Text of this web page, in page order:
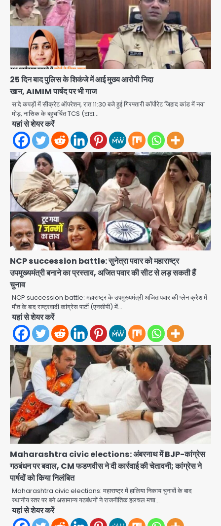
25 दिन बाद पुलिस के शिकंजे में आई मुख्य आरोपी निदा
खान, AIMIM पार्षद पर भी गाज
सादे कपड़ों में सीक्रेट ऑपरेशन, रात 11:30 बजे हुई गिरफ्तारी कॉर्पोरेट जिहाद कांड में नया
मोड़, नासिक के बहुचर्चित TCS (टाटा…
यहां से शेयर करें
NCP succession battle: सुनेत्रा पवार को महाराष्ट्र
उपमुख्यमंत्री बनाने का प्रस्ताव, अजित पवार की सीट से लड़ सकती हैं
चुनाव
NCP succession battle: महाराष्ट्र के उपमुख्यमंत्री अजित पवार की प्लेन क्रैश में
मौत के बाद राष्ट्रवादी कांग्रेस पार्टी (एनसीपी) में…
यहां से शेयर करें
Maharashtra civic elections: अंबरनाथ में BJP-कांग्रेस
गठबंधन पर बवाल, CM फडणवीस ने दी कार्रवाई की चेतावनी; कांग्रेस ने
पार्षदों को किया निलंबित
Maharashtra civic elections: महाराष्ट्र में हालिया निकाय चुनावों के बाद
स्थानीय स्तर पर बने असामान्य गठबंधनों ने राजनीतिक हलचल मचा…
यहां से शेयर करें
2
Green Arch Society: सेविअर ग्रीन
ने शुरू की सैंपलिंग जांच
jai hind janab
थाईलैंड के स्कूल में गोलीबारी, 3 छात्रों समेत 6
लोगों की मौत; 15 घायल
Team JHJ
4
Thailand School Shooting:
बैंकॉक के पास स्कूल में छात्र ने की अंधाधुंध
फायरिंग, हमलावर सहित सात की मौत, 15
घायल
Avinash Kumar
5
हिमाचल में मानसून का कहर: 145 सड़कें बंद,
नुकसान
Team JHJ
Patna violence: पटना में सड़क हादसे में